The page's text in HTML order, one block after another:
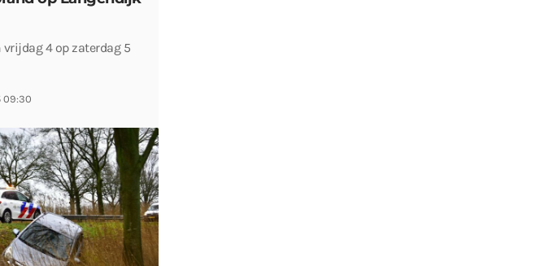
4 op zaterdag 5
09:30